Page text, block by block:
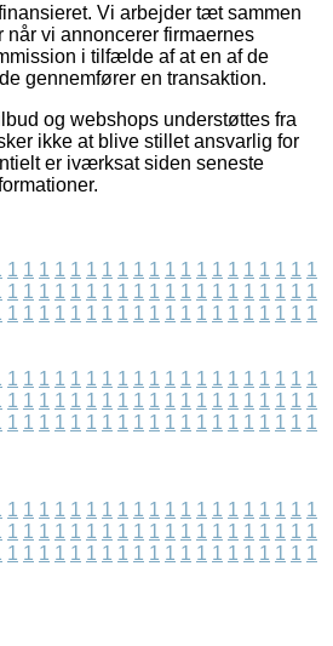
Vi arbejder tæt sammen
når vi annoncerer firmaernes
i tilfælde af at en af de
gennemfører en transaktion.
og webshops understøttes fra
ikke at blive stillet ansvarlig for
er iværksat siden seneste
1 1 1 1 1 1 1 1 1 1 1 1 1 1 1 1 1 1 1 1
1 1 1 1 1 1 1 1 1 1 1 1 1 1 1 1 1 1 1 1
1 1 1 1 1 1 1 1 1 1 1 1 1 1 1 1 1 1 1 1
1 1 1 1 1 1 1 1 1 1 1 1 1 1 1 1 1 1 1 1
1 1 1 1 1 1 1 1 1 1 1 1 1 1 1 1 1 1 1 1
1 1 1 1 1 1 1 1 1 1 1 1 1 1 1 1 1 1 1 1
1 1 1 1 1 1 1 1 1 1 1 1 1 1 1 1 1 1 1 1
1 1 1 1 1 1 1 1 1 1 1 1 1 1 1 1 1 1 1 1
1 1 1 1 1 1 1 1 1 1 1 1 1 1 1 1 1 1 1 1